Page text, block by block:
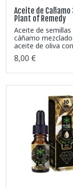
Aceite de Cañamo
Plant of Remedy
Aceite de semillas
cáñamo
aceite de oliva
8,00 €